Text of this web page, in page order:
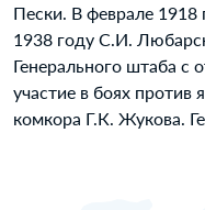
Пески. В феврале
1938 году С.И.
Генерального штаба с
участие в боях против
комкора Г.К. Жукова.